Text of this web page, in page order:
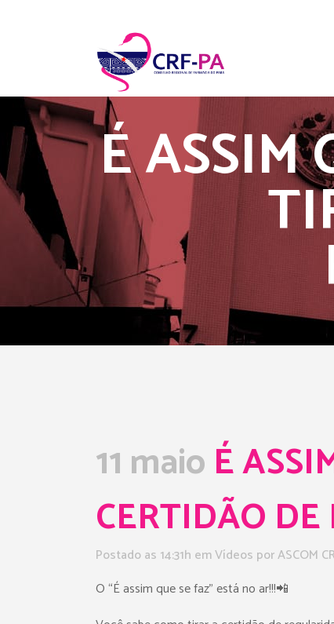
É ASSIM
11 maio É
CERTIDÃO
Postado as 14:31h emVídeos porASCOM
O “É assim que se faz” está no ar!!!📲